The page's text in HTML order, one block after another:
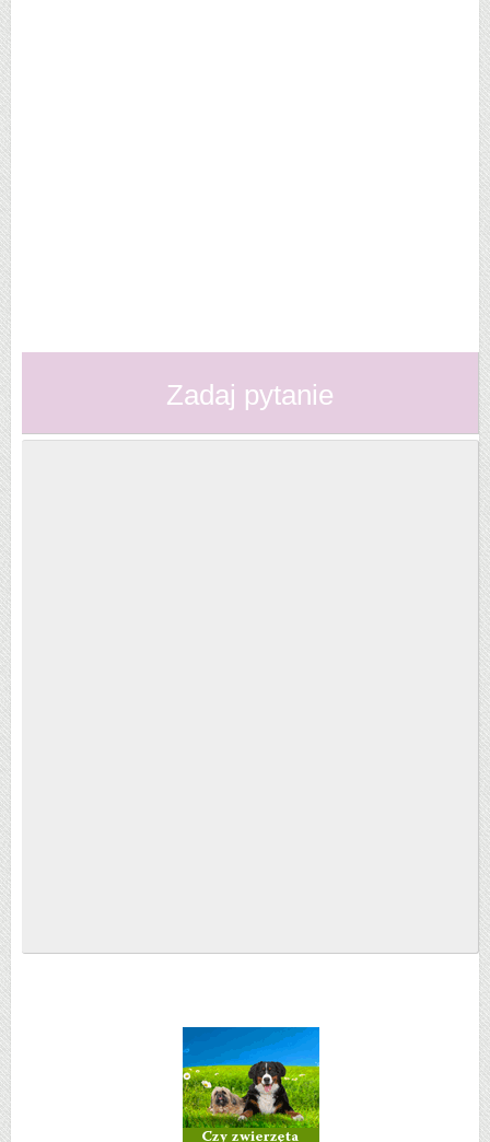
Zadaj pytanie